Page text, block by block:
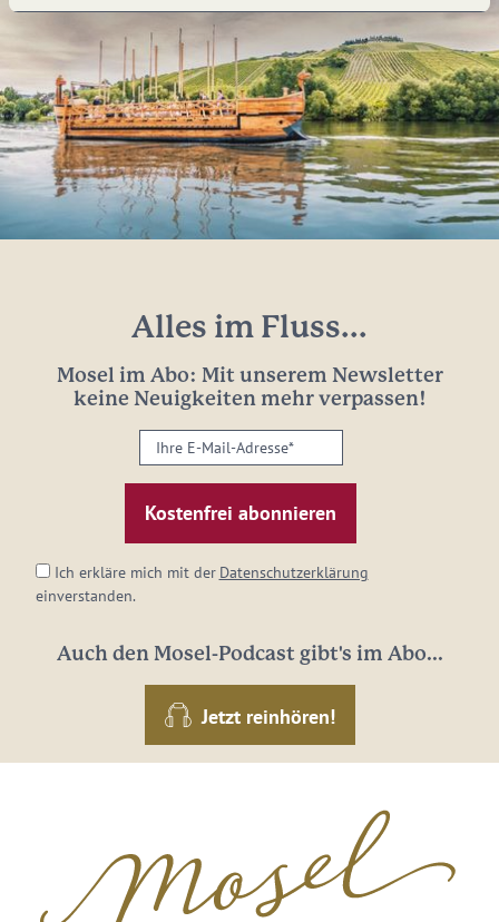
Alles im Fluss...
Mosel im Abo: Mit unserem Newsletter
keine Neuigkeiten mehr verpassen!
Ihre
E-
Mail-
Adresse:
Ich erkläre mich mit der Datenschutzerklärung
einverstanden.
Auch den Mosel-Podcast gibt's im Abo...
Jetzt reinhören!